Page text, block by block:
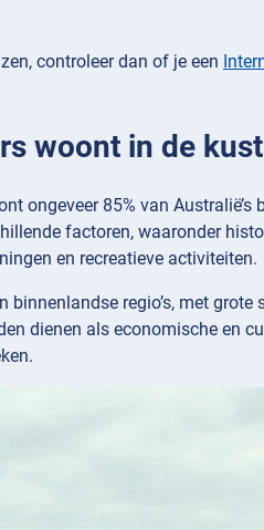
controleer dan of je een
woont in de
ongeveer 85% van
factoren, waaronder
en recreatieve activiteiten.
regio’s, met grote
dienen als economische en